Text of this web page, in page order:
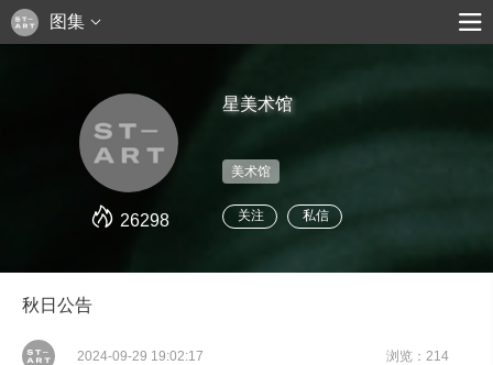
图集
26298
星美术馆
美术馆
关注 私信
秋日公告
2024-09-29 19:02:17 浏览：214